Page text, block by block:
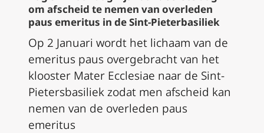
om afscheid te nemen van overleden
paus emeritus in de Sint-Pieterbasiliek
Op 2 Januari wordt het lichaam van de
emeritus paus overgebracht van het
klooster Mater Ecclesiae naar de Sint-
Pietersbasiliek zodat men afscheid kan
nemen van de overleden paus
emeritus